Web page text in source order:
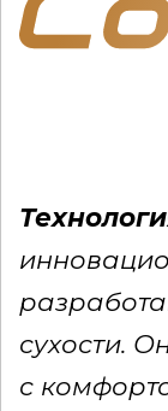
сухости.
с